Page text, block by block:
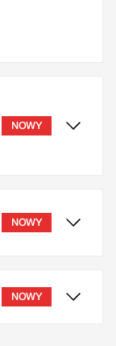
NOWY
NOWY
NOWY